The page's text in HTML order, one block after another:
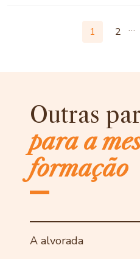
1 2 …
Outras
para a
formação
A alvorada